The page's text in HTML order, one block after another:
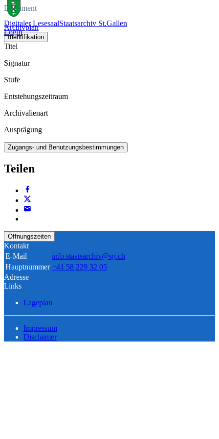
Digitaler LesesaalStaatsarchiv St.Gallen
Login
Dokument
Archivplan
Identifikation
Titel
Signatur
Stufe
Entstehungszeitraum
Archivalienart
Ausprägung
Zugangs- und Benutzungsbestimmungen
Teilen
Öffnungszeiten
Kontakt
E-Mail
info.staatsarchiv@sg.ch
Hauptnummer +41 58 229 32 05
Adresse
Links
Lageplan
Impressum
Disclaimer